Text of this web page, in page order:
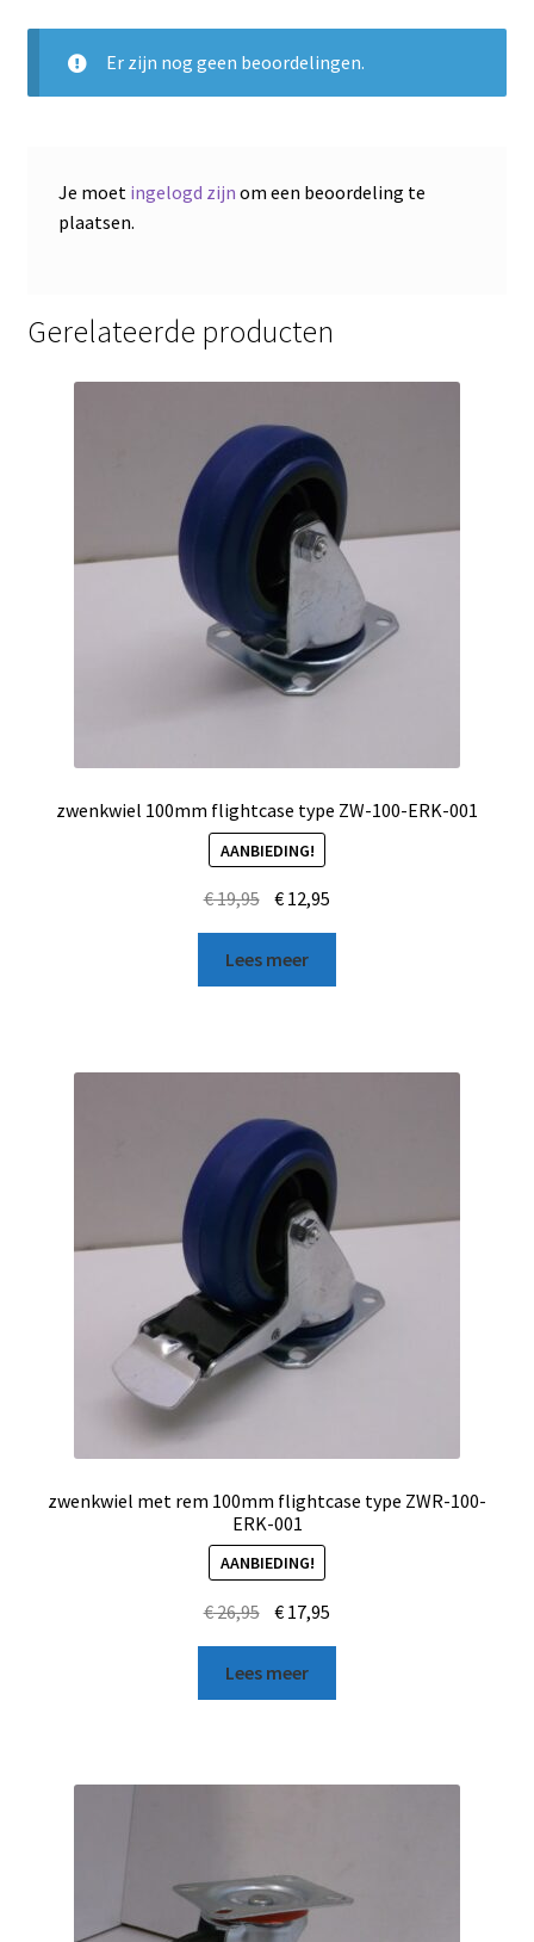
Er zijn nog geen beoordelingen.
Je moet ingelogd zijn om een beoordeling te
plaatsen.
Gerelateerde producten
zwenkwiel 100mm flightcase type ZW-100-ERK-001
AANBIEDING!
€19,95 € 12,95
Lees meer
zwenkwiel met rem 100mm flightcase type ZWR-100-
ERK-001
AANBIEDING!
€26,95 € 17,95
Lees meer